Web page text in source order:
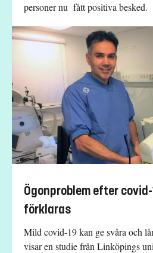
personer nu fått positiva besked.
Ögonproblem efter
förklaras
Mild covid-19 kan ge svåra och
visar en studie från Linköpings